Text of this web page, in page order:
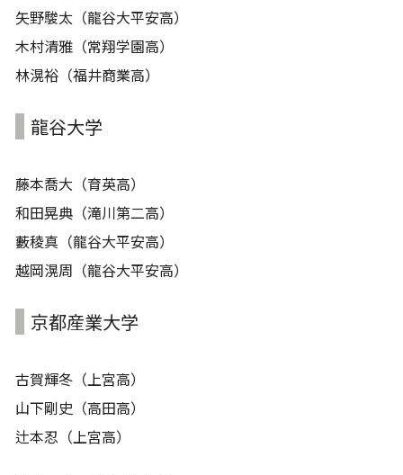
矢野駿太（龍谷大平安高）
木村清雅（常翔学園高）
林滉裕（福井商業高）
龍谷大学
藤本喬大（育英高）
和田晃典（滝川第二高）
藪稜真（龍谷大平安高）
越岡滉周（龍谷大平安高）
京都産業大学
古賀輝冬（上宮高）
山下剛史（高田高）
辻本忍（上宮高）